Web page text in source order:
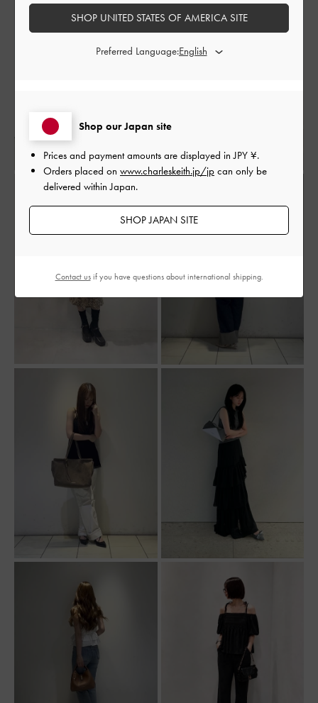
Shop our Japan site
Prices and payment amounts are displayed inJPY ¥.
Orders placed on www.charleskeith.jp/jp can only be
delivered within Japan.
SHOP JAPAN SITE
SHOP UNITED STATES OF AMERICA SITE
Preferred Language:
Contact usif you have questions about international shipping.